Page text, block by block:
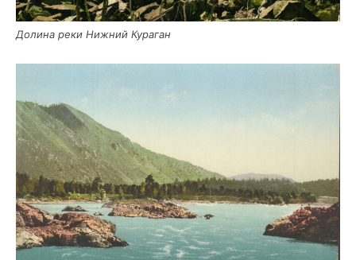
Доли­на реки Ниж­ний Кураган